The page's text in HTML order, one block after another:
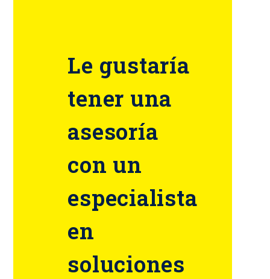
Le gustaría
tener una
asesoría
con un
especialista
en
soluciones